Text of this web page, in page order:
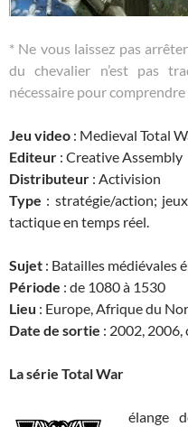
* Ne vous laissez pas
du chevalier n’est pas
nécessaire pour
Jeu video : Medieval Total
Editeur : Creative Assembly
Distributeur : Activision
Type : stratégie/action;
tactique en temps réel.
Sujet : Batailles médiévales
Période : de 1080 à 1530
Lieu : Europe, Afrique du
Date de sortie : 2002,
La série Total War
élange